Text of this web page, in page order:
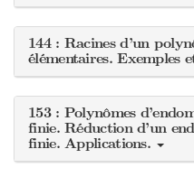
144 : Racines d’un
élémentaires. Exemples
153 : Polynômes
finie. Réduction d’un
finie. Applications.